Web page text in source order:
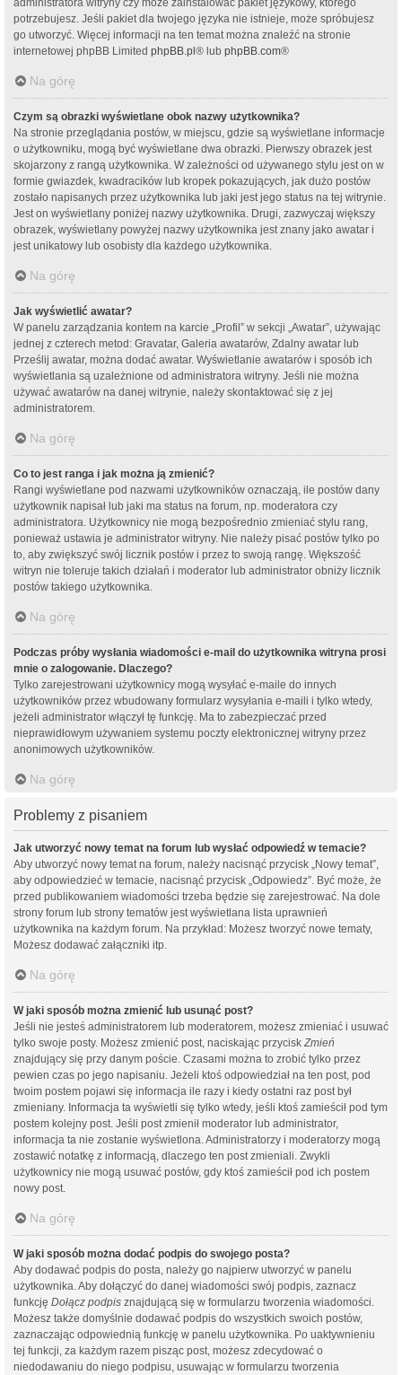
potrzebujesz. Jeśli pakiet dla twojego języka nie istnieje, może spróbujesz
go utworzyć. Więcej informacji na ten temat można znaleźć na stronie
internetowej phpBB Limited phpBB.pl® lub phpBB.com®
Na górę
Czym są obrazki wyświetlane obok nazwy użytkownika?
Na stronie przeglądania postów, w miejscu, gdzie są wyświetlane informacje
o użytkowniku, mogą być wyświetlane dwa obrazki. Pierwszy obrazek jest
skojarzony z rangą użytkownika. W zależności od używanego stylu jest on w
formie gwiazdek, kwadracików lub kropek pokazujących, jak dużo postów
zostało napisanych przez użytkownika lub jaki jest jego status na tej witrynie.
Jest on wyświetlany poniżej nazwy użytkownika. Drugi, zazwyczaj większy
obrazek, wyświetlany powyżej nazwy użytkownika jest znany jako awatar i
jest unikatowy lub osobisty dla każdego użytkownika.
Na górę
Jak wyświetlić awatar?
W panelu zarządzania kontem na karcie „Profil” w sekcji „Awatar”, używając
jednej z czterech metod: Gravatar, Galeria awatarów, Zdalny awatar lub
Prześlij awatar, można dodać awatar. Wyświetlanie awatarów i sposób ich
wyświetlania są uzależnione od administratora witryny. Jeśli nie można
używać awatarów na danej witrynie, należy skontaktować się z jej
administratorem.
Na górę
Co to jest ranga i jak można ją zmienić?
Rangi wyświetlane pod nazwami użytkowników oznaczają, ile postów dany
użytkownik napisał lub jaki ma status na forum, np. moderatora czy
administratora. Użytkownicy nie mogą bezpośrednio zmieniać stylu rang,
ponieważ ustawia je administrator witryny. Nie należy pisać postów tylko po
to, aby zwiększyć swój licznik postów i przez to swoją rangę. Większość
witryn nie toleruje takich działań i moderator lub administrator obniży licznik
postów takiego użytkownika.
Na górę
Podczas próby wysłania wiadomości e-mail do użytkownika witryna prosi
mnie o zalogowanie. Dlaczego?
Tylko zarejestrowani użytkownicy mogą wysyłać e-maile do innych
użytkowników przez wbudowany formularz wysyłania e-maili i tylko wtedy,
jeżeli administrator włączył tę funkcję. Ma to zabezpieczać przed
nieprawidłowym używaniem systemu poczty elektronicznej witryny przez
anonimowych użytkowników.
Na górę
Problemy z pisaniem
Jak utworzyć nowy temat na forum lub wysłać odpowiedź w temacie?
Aby utworzyć nowy temat na forum, należy nacisnąć przycisk „Nowy temat”,
aby odpowiedzieć w temacie, nacisnąć przycisk „Odpowiedz”. Być może, że
przed publikowaniem wiadomości trzeba będzie się zarejestrować. Na dole
strony forum lub strony tematów jest wyświetlana lista uprawnień
użytkownika na każdym forum. Na przykład: Możesz tworzyć nowe tematy,
Możesz dodawać załączniki itp.
Na górę
W jaki sposób można zmienić lub usunąć post?
Jeśli nie jesteś administratorem lub moderatorem, możesz zmieniać i usuwać
tylko swoje posty. Możesz zmienić post, naciskając przycisk Zmień
znajdujący się przy danym poście. Czasami można to zrobić tylko przez
pewien czas po jego napisaniu. Jeżeli ktoś odpowiedział na ten post, pod
twoim postem pojawi się informacja ile razy i kiedy ostatni raz post był
zmieniany. Informacja ta wyświetli się tylko wtedy, jeśli ktoś zamieścił pod tym
postem kolejny post. Jeśli post zmienił moderator lub administrator,
informacja ta nie zostanie wyświetlona. Administratorzy i moderatorzy mogą
zostawić notatkę z informacją, dlaczego ten post zmieniali. Zwykli
użytkownicy nie mogą usuwać postów, gdy ktoś zamieścił pod ich postem
nowy post.
Na górę
W jaki sposób można dodać podpis do swojego posta?
Aby dodawać podpis do posta, należy go najpierw utworzyć w panelu
użytkownika. Aby dołączyć do danej wiadomości swój podpis, zaznacz
funkcję Dołącz podpis znajdującą się w formularzu tworzenia wiadomości.
Możesz także domyślnie dodawać podpis do wszystkich swoich postów,
zaznaczając odpowiednią funkcję w panelu użytkownika. Po uaktywnieniu
tej funkcji, za każdym razem pisząc post, możesz zdecydować o
niedodawaniu do niego podpisu, usuwając w formularzu tworzenia